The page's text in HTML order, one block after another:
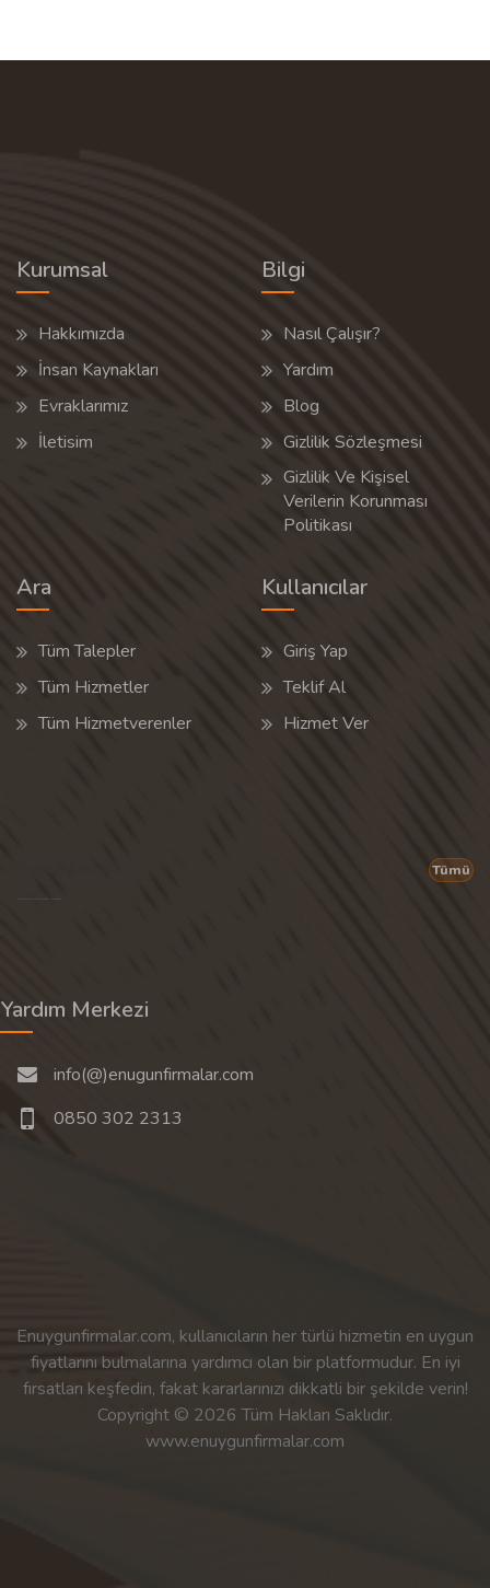
Kurumsal
Hakkımızda
İnsan Kaynakları
Evraklarımız
İletisim
Bilgi
Nasıl Çalışır?
Yardım
Blog
Gizlilik Sözleşmesi
Gizlilik Ve Kişisel
Verilerin Korunması
Politikası
Ara
Tüm Talepler
Tüm Hizmetler
Tüm Hizmetverenler
Kullanıcılar
Giriş Yap
Teklif Al
Hizmet Ver
Tümü
Yardım Merkezi
info(@)enugunfirmalar.com
0850 302 2313
Enuygunfirmalar.com, kullanıcıların her türlü hizmetin en uygun
fiyatlarını bulmalarına yardımcı olan bir platformudur. En iyi
fırsatları keşfedin, fakat kararlarınızı dikkatli bir şekilde verin!
Copyright © 2026 Tüm Hakları Saklıdır.
www.enuygunfirmalar.com